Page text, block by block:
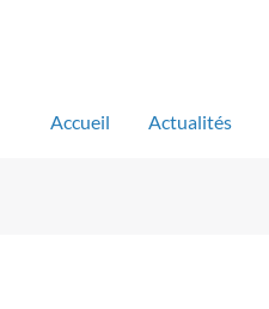
Accueil Actualités